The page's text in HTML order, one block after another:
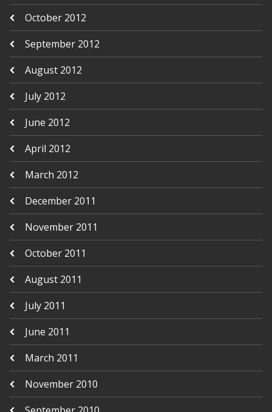
October 2012
September 2012
August 2012
July 2012
June 2012
April 2012
March 2012
December 2011
November 2011
October 2011
August 2011
July 2011
June 2011
March 2011
November 2010